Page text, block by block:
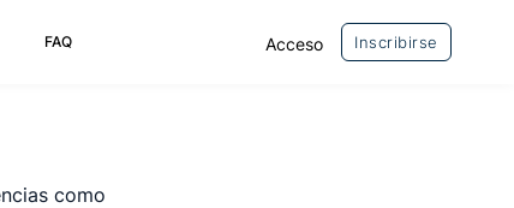
Inscribirse
Acceso
FAQ
como